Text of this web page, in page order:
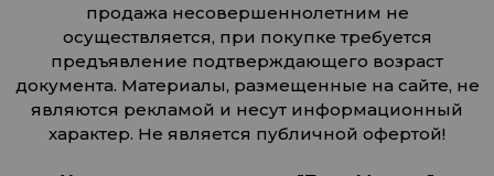
продажа несовершеннолетним не
осуществляется, при покупке требуется
предъявление подтверждающего возраст
документа. Материалы, размещенные на сайте, не
являются рекламой и несут информационный
характер. Не является публичной офертой!